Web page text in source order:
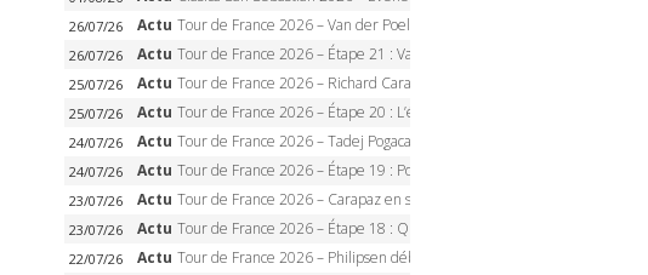
26/07/26 Actu Tour de France 2026 – Van der Poel monumental à Paris, Pogacar égale le record des cinq sacres
26/07/26 Actu Tour de France 2026 – Étape 21 : Van der Poel, Pogacar, qui succédera à Wout van Aert sur les Champs-Elysées ?
25/07/26 Actu Tour de France 2026 – Richard Carapaz roi des Alpes, doublé et maillot à pois, Seixas perd le podium
25/07/26 Actu Tour de France 2026 – Étape 20 : L’étape reine, Galibier, Sarenne, Alpe d’Huez, qui succédera à Pogacar ?
24/07/26 Actu Tour de France 2026 – Tadej Pogacar dompte l’Alpe d’Huez, 5e victoire, record de Pantani pulvérisé
24/07/26 Actu Tour de France 2026 – Étape 19 : Pogacar peut-il enfin dompter l’Alpe d’Huez ?
23/07/26 Actu Tour de France 2026 – Carapaz en solitaire à Orcières-Merlette, Paret-Peintre à un point du maillot à pois
23/07/26 Actu Tour de France 2026 – Étape 18 : Qui domptera Orcières-Merlette, première marche vers l’Alpe d’Huez ?
22/07/26 Actu Tour de France 2026 – Philipsen débloque son compteur à Voiron, Pedersen en danger pour le maillot vert